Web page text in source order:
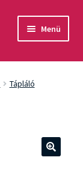
Menü
Tápláló